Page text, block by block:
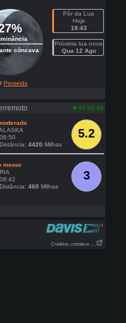
côncava
Pôr da Lua
Hoje
18:43
Próxima lua nova
Qua 12 Ago
Perseids
07:05:08
5.2
4420 Milhas
3
menor
460 Milhas
Créditos, contato e . . .